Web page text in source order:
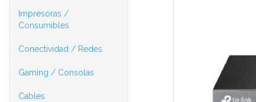
Impresoras /
Consumibles
Conectividad / Redes
Gaming / Consolas
Cables